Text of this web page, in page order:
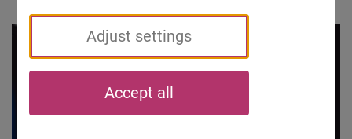
Adjust settings
Accept all